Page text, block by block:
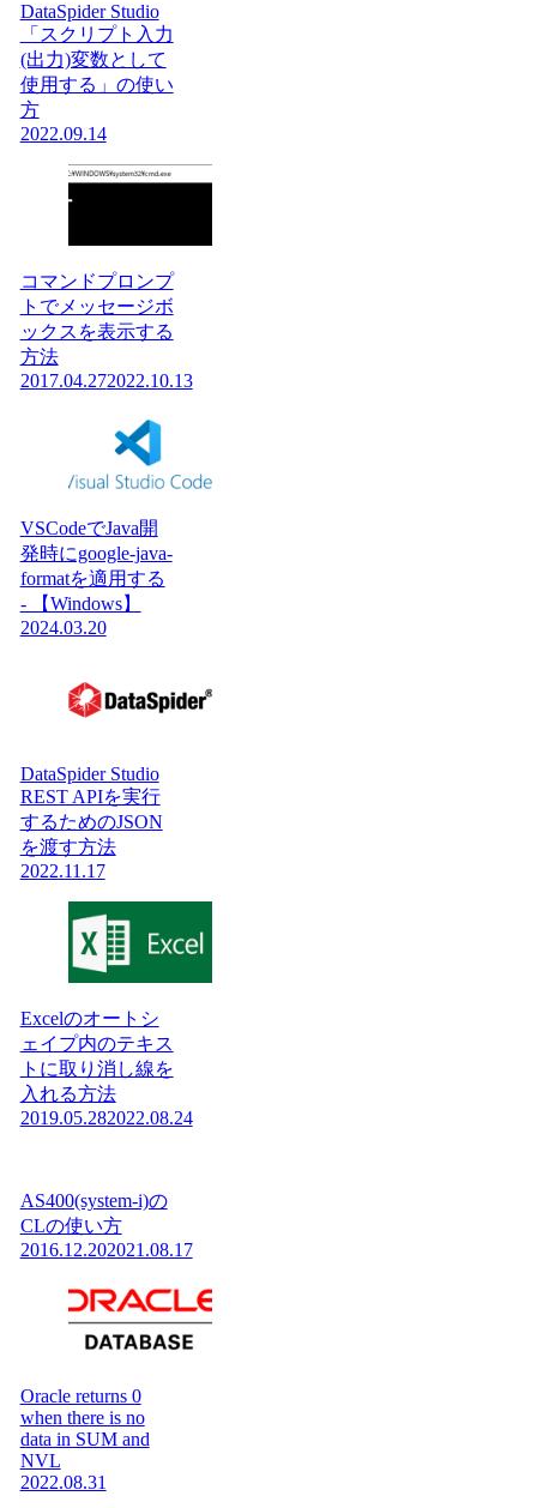
DataSpider Studio
「スクリプト入力
(出力)変数として
使用する」の使い
方
2022.09.14
コマンドプロンプ
トでメッセージボ
ックスを表示する
方法
2017.04.272022.10.13
VSCodeでJava開
発時にgoogle-java-
formatを適用する
- 【Windows】
2024.03.20
DataSpider Studio
REST APIを実行
するためのJSON
を渡す方法
2022.11.17
Excelのオートシ
ェイプ内のテキス
トに取り消し線を
入れる方法
2019.05.282022.08.24
AS400(system-i)の
CLの使い方
2016.12.202021.08.17
Oracle returns 0
when there is no
data in SUM and
NVL
2022.08.31